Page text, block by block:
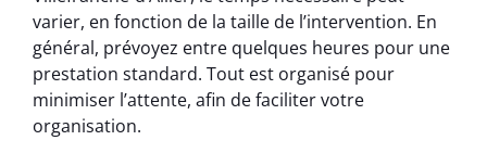
varier, en fonction de la taille de l’intervention. En
général, prévoyez entre quelques heures pour une
prestation standard. Tout est organisé pour
minimiser l’attente, afin de faciliter votre
organisation.